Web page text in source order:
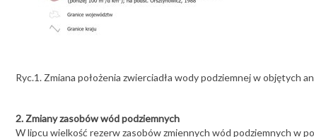
Ryc.1. Zmiana położenia zwierciadła wody podziemnej w objętych
2. Zmiany zasobów wód podziemnych
W lipcu wielkość rezerw zasobów zmiennych wód podziemnych w